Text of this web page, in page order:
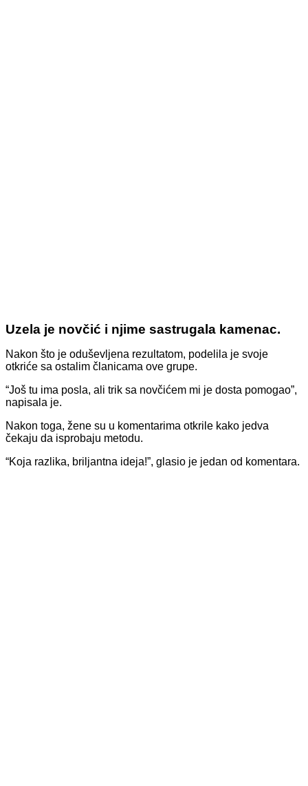
Uzela je novčić i njime sastrugala kamenac.
Nakon što je oduševljena rezultatom, podelila je svoje
otkriće sa ostalim članicama ove grupe.
“Još tu ima posla, ali trik sa novčićem mi je dosta pomogao”,
napisala je.
Nakon toga, žene su u komentarima otkrile kako jedva
čekaju da isprobaju metodu.
“Koja razlika, briljantna ideja!”, glasio je jedan od komentara.